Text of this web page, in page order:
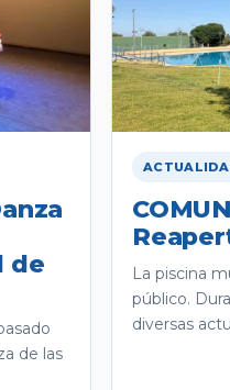
de
de las
La piscina
público.
diversas